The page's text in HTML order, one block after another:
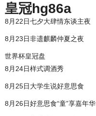
皇冠hg86a
8月22日七夕大肆情东谈主夜
8月23日非遗麒麟仲夏之夜
世界杯皇冠盘
8月24日样式调酒秀
8月25日大学生说好意思食
8月26日好意思食“童”享嘉年华